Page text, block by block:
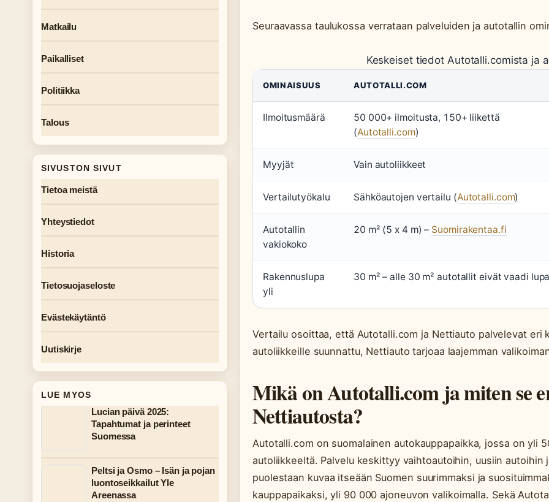
Seuraavassa taulukossa verrataan palveluiden ja autotallin
Keskeiset tiedot Autotalli.comista ja
OMINAISUUS AUTOTALLI.COM
Ilmoitusmäärä
50 000+ ilmoitusta, 150+ liikettä
(Autotalli.com)
Myyjät Vain autoliikkeet
Vertailutyökalu Sähköautojen vertailu (Autotalli.com)
Autotallin
vakiokoko
20 m² (5 x 4 m) – Suomirakentaa.fi
Rakennuslupa
yli
30 m² – alle 30 m² autotallit eivät vaadi
Vertailu osoittaa, että Autotalli.com ja Nettiauto palvelevat eri
autoliikkeille suunnattu, Nettiauto tarjoaa laajemman
Mikä on Autotalli.com ja miten se
Nettiautosta?
Autotalli.com on suomalainen autokauppapaikka, jossa on yli
autoliikkeeltä. Palvelu keskittyy vaihtoautoihin, uusiin autoihin
puolestaan kuvaa itseään Suomen suurimmaksi ja
kauppapaikaksi, yli 90 000 ajoneuvon valikoimalla. Sekä
Matkailu
Paikalliset
Politiikka
Talous
SIVUSTON SIVUT
Tietoa meistä
Yhteystiedot
Historia
Tietosuojaseloste
Evästekäytäntö
Uutiskirje
LUE MYOS
Lucian päivä 2025:
Tapahtumat ja perinteet
Suomessa
Peltsi ja Osmo – Isän ja pojan
luontoseikkailut Yle
Areenassa